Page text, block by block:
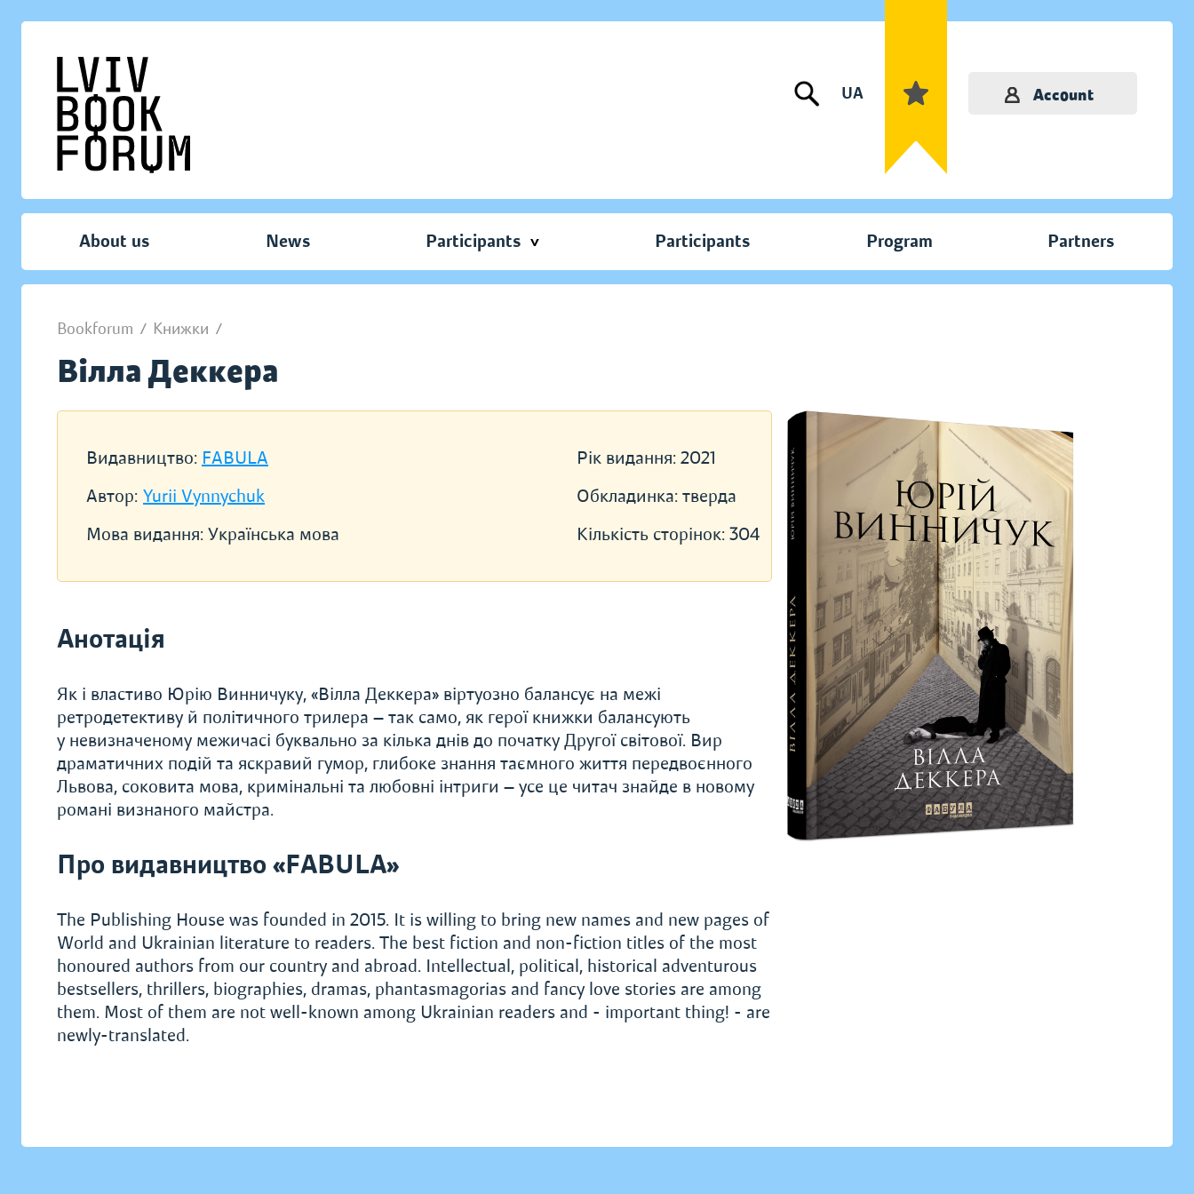
UA Account
About us News Participants Participants Program Partners
Bookforum / Книжки /
Вілла Деккера
Видавництво: FABULA
Автор: Yurii Vynnychuk
Мова видання: Українська мова
Рік видання: 2021
Обкладинка: тверда
Кількість сторінок: 304
Анотація
Як і властиво Юрію Винничуку, «Вілла Деккера» віртуозно балансує на межі
ретродетективу й політичного трилера — так само, як герої книжки балансують
у невизначеному межичасі буквально за кілька днів до початку Другої світової. Вир
драматичних подій та яскравий гумор, глибоке знання таємного життя передвоєнного
Львова, соковита мова, кримінальні та любовні інтриги — усе це читач знайде в новому
романі визнаного майстра.
Про видавництво «FABULA»
The Publishing House was founded in 2015. It is willing to bring new names and new pages of
World and Ukrainian literature to readers. The best fiction and non-fiction titles of the most
honoured authors from our country and abroad. Intellectual, political, historical adventurous
bestsellers, thrillers, biographies, dramas, phantasmagorias and fancy love stories are among
them. Most of them are not well-known among Ukrainian readers and - important thing! - are
newly-translated.